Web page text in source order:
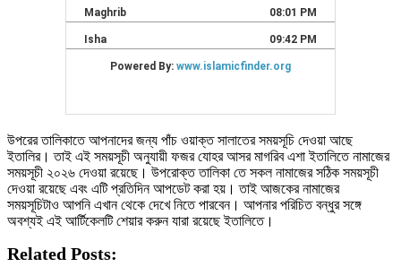
উপরের তালিকাতে আপনাদের জন্য পাঁচ ওয়াক্ত সালাতের সময়সূচি দেওয়া আছে
ইতালির। তাই এই সময়সূচী অনুযায়ী ফজর যোহর আসর মাগরিব এশা ইতালিতে নামাজের
সময়সূচী ২০২৬ দেওয়া রয়েছে। উপরোক্ত তালিকা তে সকল নামাজের সঠিক সময়সূচী
দেওয়া রয়েছে এবং এটি প্রতিদিন আপডেট করা হয়। তাই আজকের নামাজের
সময়সূচিটাও আপনি এখান থেকে দেখে নিতে পারবেন। আপনার পরিচিত বন্ধুর সঙ্গে
অবশ্যই এই আর্টিকেলটি শেয়ার করুন যারা রয়েছে ইতালিতে।
Related Posts: